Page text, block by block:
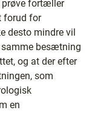
prøve fortæller
forud for
desto mindre vil
besætning
og at der efter
som
en